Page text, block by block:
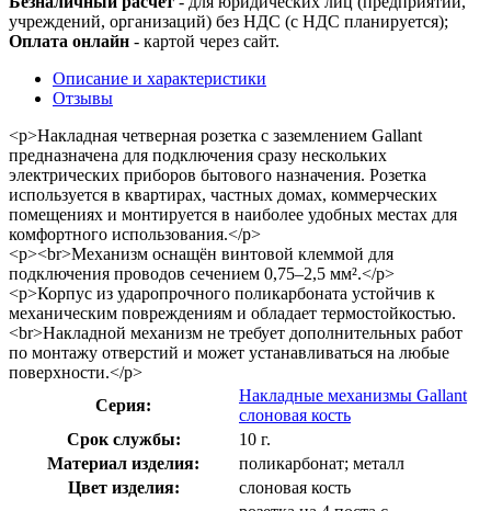
учреждений, организаций) без НДС (с НДС планируется);
Оплата онлайн - картой через сайт.
Описание и характеристики
Отзывы
<p>Накладная четверная розетка с заземлением Gallant
предназначена для подключения сразу нескольких
электрических приборов бытового назначения. Розетка
используется в квартирах, частных домах, коммерческих
помещениях и монтируется в наиболее удобных местах для
комфортного использования.</p>
<p><br>Механизм оснащён винтовой клеммой для
подключения проводов сечением 0,75–2,5 мм².</p>
<p>Корпус из ударопрочного поликарбоната устойчив к
механическим повреждениям и обладает термостойкостью.
<br>Накладной механизм не требует дополнительных работ
по монтажу отверстий и может устанавливаться на любые
поверхности.</p>
Серия:
Накладные механизмы Gallant
слоновая кость
Срок службы:
10 г.
Материал изделия:
поликарбонат; металл
Цвет изделия:
слоновая кость